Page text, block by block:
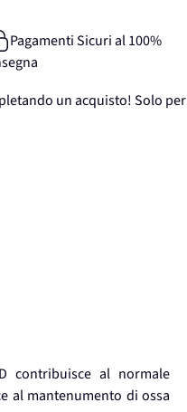
Pagamenti Sicuri al 100%
un acquisto! Solo per
contribuisce al normale
al mantenumento di ossa